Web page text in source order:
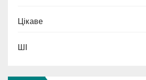
Цікаве
ШІ